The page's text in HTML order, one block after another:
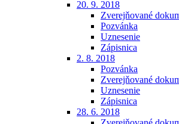
20. 9. 2018
Zverejňované
Pozvánka
Uznesenie
Zápisnica
2. 8. 2018
Pozvánka
Zverejňované
Uznesenie
Zápisnica
28. 6. 2018